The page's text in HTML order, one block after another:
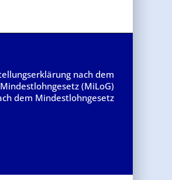
nach dem
Mindestlohngesetz (MiLoG)
dem Mindestlohngesetz